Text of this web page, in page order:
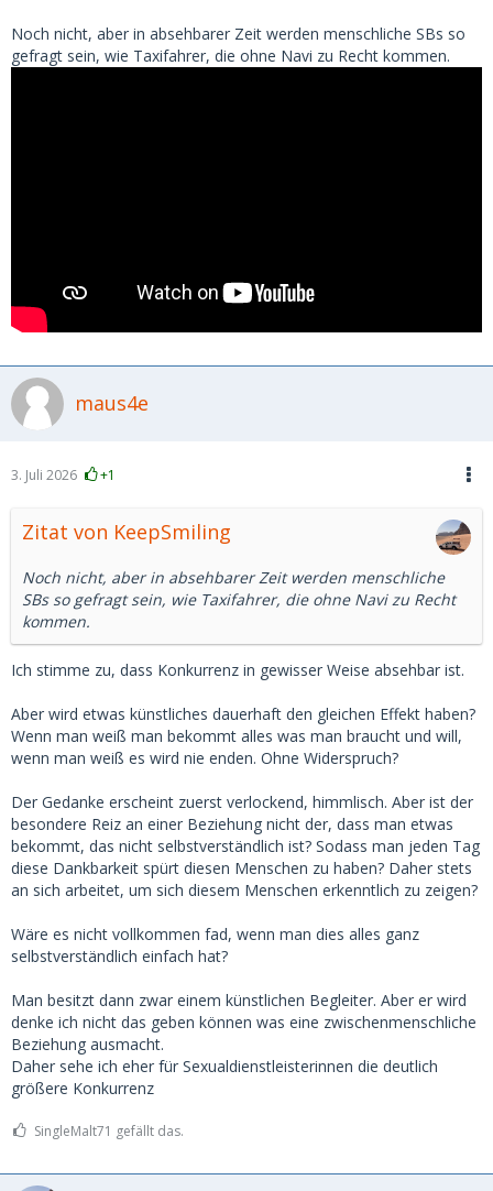
Noch nicht, aber in absehbarer Zeit werden menschliche SBs so
gefragt sein, wie Taxifahrer, die ohne Navi zu Recht kommen.
maus4e
3. Juli 2026 +1
Zitat von KeepSmiling
Noch nicht, aber in absehbarer Zeit werden menschliche
SBs so gefragt sein, wie Taxifahrer, die ohne Navi zu Recht
kommen.
Ich stimme zu, dass Konkurrenz in gewisser Weise absehbar ist.
Aber wird etwas künstliches dauerhaft den gleichen Effekt haben?
Wenn man weiß man bekommt alles was man braucht und will,
wenn man weiß es wird nie enden. Ohne Widerspruch?
Der Gedanke erscheint zuerst verlockend, himmlisch. Aber ist der
besondere Reiz an einer Beziehung nicht der, dass man etwas
bekommt, das nicht selbstverständlich ist? Sodass man jeden Tag
diese Dankbarkeit spürt diesen Menschen zu haben? Daher stets
an sich arbeitet, um sich diesem Menschen erkenntlich zu zeigen?
Wäre es nicht vollkommen fad, wenn man dies alles ganz
selbstverständlich einfach hat?
Man besitzt dann zwar einem künstlichen Begleiter. Aber er wird
denke ich nicht das geben können was eine zwischenmenschliche
Beziehung ausmacht.
Daher sehe ich eher für Sexualdienstleisterinnen die deutlich
größere Konkurrenz
SingleMalt71 gefällt das.